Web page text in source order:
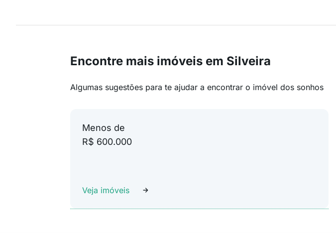
Encontre mais imóveis em Silveira
Algumas sugestões para te ajudar a encontrar o imóvel dos sonhos
Menos de
R$ 600.000
Veja imóveis